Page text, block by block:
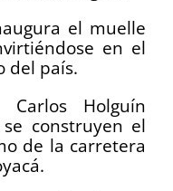
el muelle
en el
del país.
Holguín
construyen el
de la carretera